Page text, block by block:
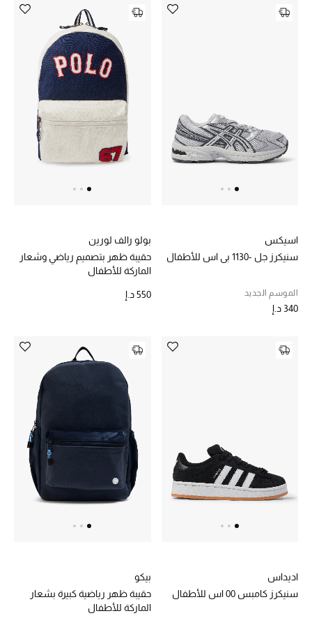
مكتشف العطور
مستحضرات العناية
مستحضرات الاستحمام والعناية بالجسم
هدايا
مجموعة الجمال
دليل مستلزمات الجمال
خصومات
اسيكس
سنيكرز جل -1130 بي اس للأطفال
الموسم الجديد
340 د.إ
بولو رالف لورين
حقيبة ظهر بتصميم رياضي وشعار
الماركة للأطفال
550 د.إ
اديداس
سنيكرز كامبس 00 اس للأطفال
بيكو
حقيبة ظهر رياضية كبيرة بشعار
الماركة للأطفال